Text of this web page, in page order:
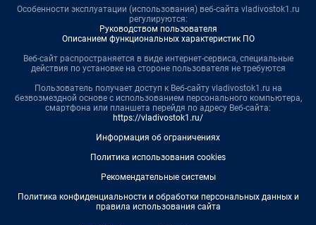
Особенности эксплуатации (использования) веб-сайта vladivostok1.ru
регулируются:
Руководством пользователя
Описанием функциональных характеристик ПО
Веб-сайт распространяется в виде интернет-сервиса, специальные
действия по установке на стороне пользователя не требуются
Пользователь получает доступ к Веб-сайту vladivostok1.ru на
безвозмездной основе с использованием персонального компьютера,
смартфона или планшета перейдя по адресу Веб-сайта:
https://vladivostok1.ru/
Информация об ограничениях
Политика использования cookies
Рекомендательные системы
Политика конфиденциальности и обработки персональных данных и
правила использования сайта